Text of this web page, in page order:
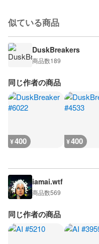
似ている商品
DuskBreakers
商品数189
同じ作者の商品
¥400 ¥400
iamai.wtf
商品数569
同じ作者の商品